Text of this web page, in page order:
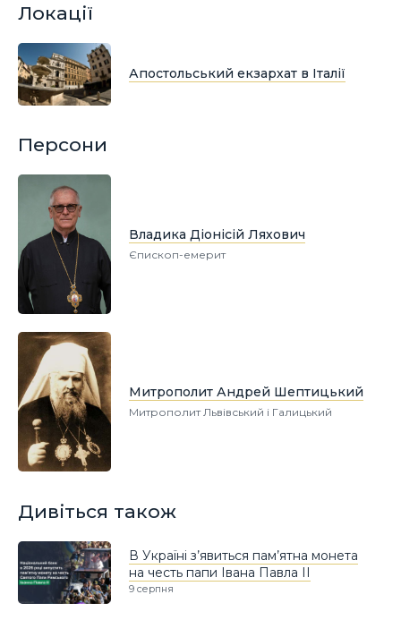
Локації
Апостольський екзархат в Італії
Персони
Владика Діонісій Ляхович
Єпископ-емерит
Митрополит Андрей Шептицький
Митрополит Львівський і Галицький
Дивіться також
В Україні з’явиться пам’ятна монета
на честь папи Івана Павла II
9 серпня